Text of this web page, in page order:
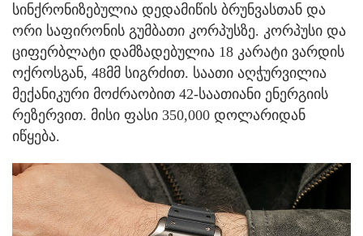
სინქრონიზებულია დედამიწის ბრუნვასთან და
ორი საფირონის გუმბათი კორპუსზე. კორპუსი და
ციფერბლატი დამზადებულია 18 კარატი ვარდის
ოქროსგან, 48მმ სიგრძით. საათი აღჭურვილია
მექანიკური მოძრაობით 42-საათიანი ენერგიის
რეზერვით. მისი ფასი 350,000 დოლარიდან
იწყება.